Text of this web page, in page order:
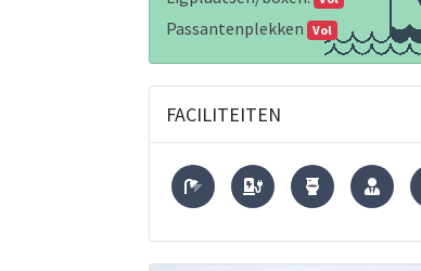
Passantenplekken Vol
FACILITEITEN